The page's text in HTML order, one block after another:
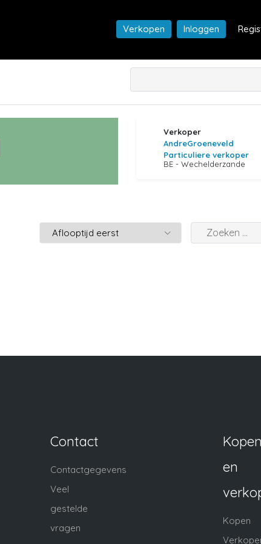
Verkopen Inloggen
Verkoper
AndreGroeneveld
Particuliere verkoper
BE - Wechelderzande
Contact
Contactgegevens
Veel
gestelde
vragen
Kopen
en
Kopen